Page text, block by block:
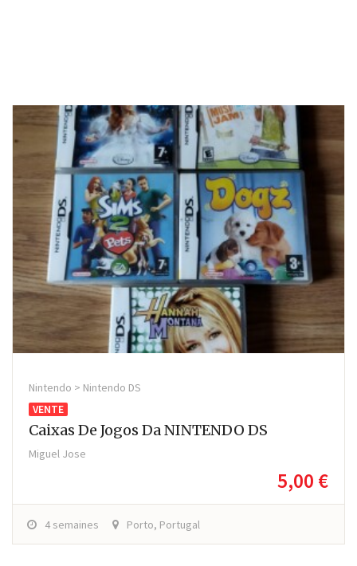
Nintendo > Nintendo DS
VENTE
Caixas De Jogos Da NINTENDO DS
Miguel Jose
5,00 €
4 semaines Porto, Portugal